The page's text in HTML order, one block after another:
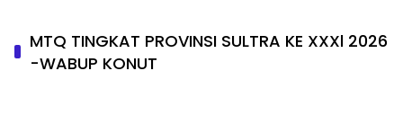
MTQ TINGKAT PROVINSI SULTRA KE XXXl 2026
-WABUP KONUT